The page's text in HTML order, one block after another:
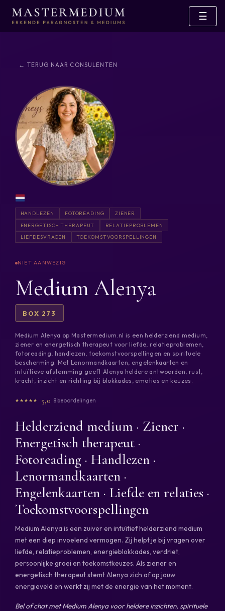
☰
← TERUG NAAR CONSULENTEN
HANDLEZEN FOTOREADING
ZIENER
ENERGETISCH THERAPEUT
RELATIEPROBLEMEN
LIEFDESVRAGEN
TOEKOMSTVOORSPELLINGEN
Medium Alenya
BOX 273
Medium Alenya op Mastermedium.nl is een helderziend medium,
ziener en energetisch therapeut voor liefde, relatieproblemen,
fotoreading, handlezen, toekomstvoorspellingen en spirituele
bescherming. Met Lenormandkaarten, engelenkaarten en
intuïtieve afstemming geeft Alenya heldere antwoorden, rust,
kracht, inzicht en richting bij blokkades, emoties en keuzes.
5,0 8 beoordelingen
Helderziend medium · Ziener ·
Energetisch therapeut ·
Fotoreading · Handlezen ·
Lenormandkaarten ·
Engelenkaarten · Liefde en relaties ·
Toekomstvoorspellingen
Medium Alenya is een zuiver en intuïtief helderziend medium
met een diep invoelend vermogen. Zij helpt je bij vragen over
liefde, relatieproblemen, energieblokkades, verdriet,
persoonlijke groei en toekomstkeuzes. Als ziener en
energetisch therapeut stemt Alenya zich af op jouw
energieveld en werkt zij met de energie van het moment.
Bel of chat met Medium Alenya voor heldere inzichten, spirituele